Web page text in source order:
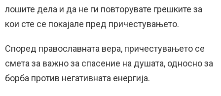
лошите дела и да не ги повторувате грешките за
кои сте се покајале пред причестувањето.
Според православната вера, причестувањето се
смета за важно за спасение на душата, односно за
борба против негативната енергија.